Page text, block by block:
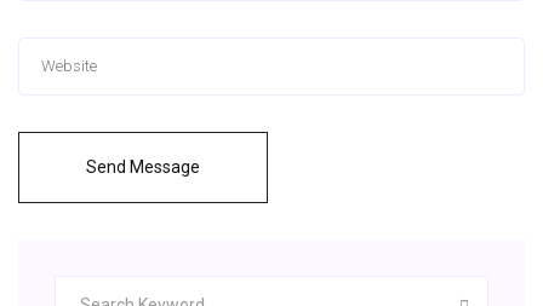
Send Message